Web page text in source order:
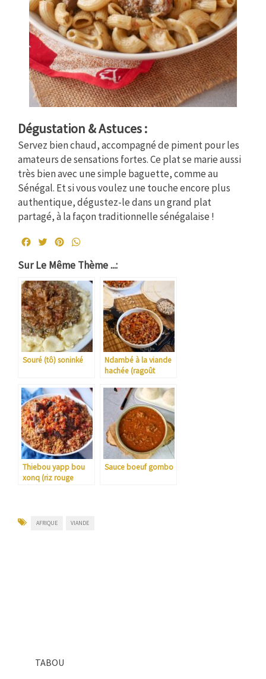
Dégustation & Astuces :
Servez bien chaud, accompagné de piment pour les
amateurs de sensations fortes. Ce plat se marie aussi
très bien avec une simple baguette, comme au
Sénégal. Et si vous voulez une touche encore plus
authentique, dégustez-le dans un grand plat
partagé, à la façon traditionnelle sénégalaise !
FacebookTwitterPinterest
Sur Le Même Thème ...:
Souré (tô) soninké
Ndambé à la viande
hachée (ragoût
sénégalaise)
Thiebou yapp bou
xonq (riz rouge
Sauce boeuf gombo
AFRIQUE VIANDE
TABOU